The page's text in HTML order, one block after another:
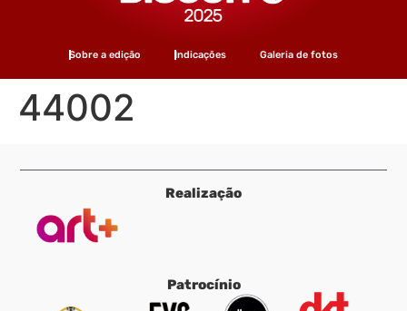
Sobre a edição Indicações Galeria de fotos
44002
Realização
Patrocínio